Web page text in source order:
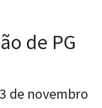
de PG
de novembro